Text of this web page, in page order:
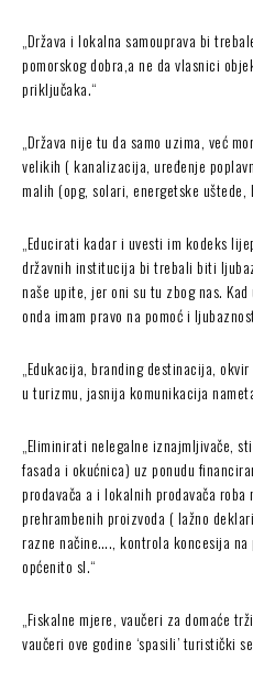
„Država i lokalna samouprava bi
pomorskog dobra,a ne da vlasnici
priključaka.“
„Država nije tu da samo uzima, već
velikih ( kanalizacija, uređenje
malih (opg, solari, energetske uštede,
„Educirati kadar i uvesti im kodeks
državnih institucija bi trebali biti
naše upite, jer oni su tu zbog nas.
onda imam pravo na pomoć i
„Edukacija, branding destinacija,
u turizmu, jasnija komunikacija
„Eliminirati nelegalne iznajmljivače,
fasada i okućnica) uz ponudu
prodavača a i lokalnih prodavača
prehrambenih proizvoda ( lažno
razne načine…., kontrola koncesija na
općenito sl.“
„Fiskalne mjere, vaučeri za domaće
vaučeri ove godine ‘spasili’ turistički